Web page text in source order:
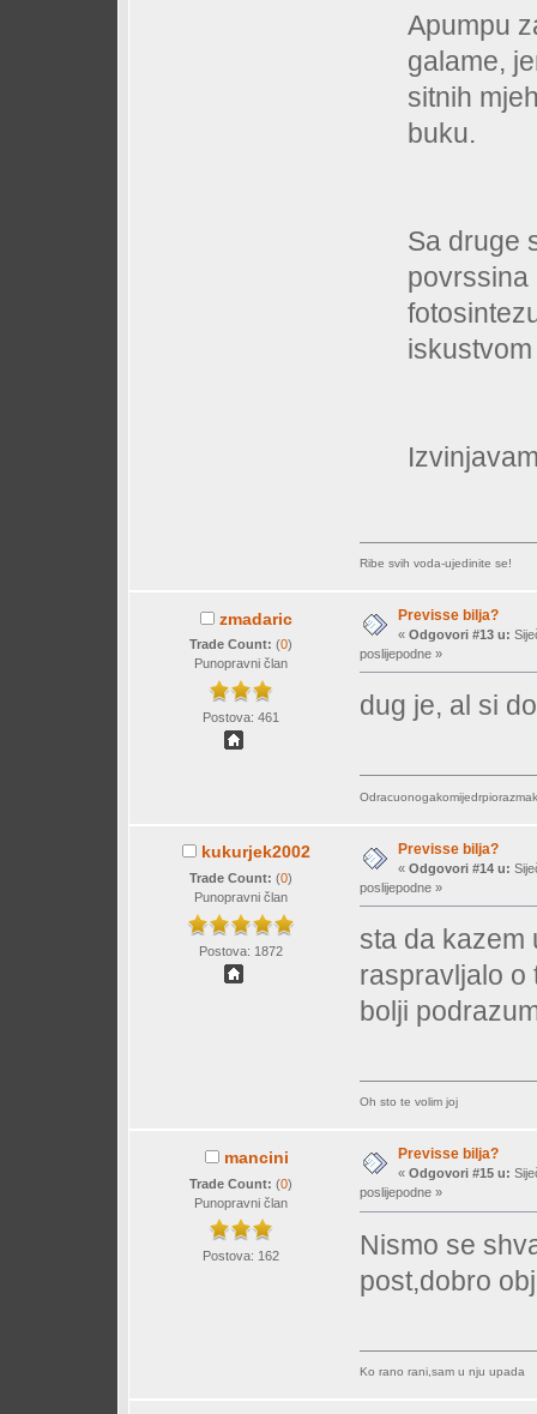
Apumpu
galame,
sitnih
buku.
Sa druge
povrssina
Ribe svih voda-ujedinite se!
zmadaric
Trade Count: (0)
Punopravni član
Postova: 461
Previsse bilja?
« Odgovori #13 u:
poslijepodne »
dug je, al si
kukurjek2002
Trade Count: (0)
Punopravni član
Postova: 1872
Previsse bilja?
« Odgovori #14 u:
poslijepodne »
sta da kazem
raspravljalo o
bolji
Oh sto te volim joj
mancini
Trade Count: (0)
Punopravni član
Postova: 162
Previsse bilja?
« Odgovori #15 u:
poslijepodne »
Nismo se
post,dobro
Ko rano rani,sam u nju upada